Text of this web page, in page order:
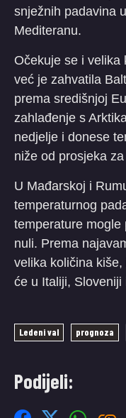
snježnih padavina
Mediteranu.
Očekuje se i velika
već je zahvatila
prema središnjoj
zahlađenje s
nedjelje i donese
niže od prosjeka
U Mađarskoj i
temperaturnog
temperature mogle
nuli. Prema
velika količina
će u Italiji, Sloveniji
Ledeni val prognoza
Podijeli: